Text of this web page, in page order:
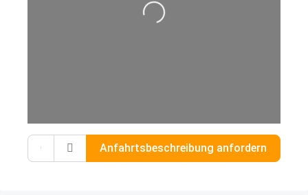
Wird geladen …
Gib deinen Standort ein.
Anfahrtsbeschreibung anfordern